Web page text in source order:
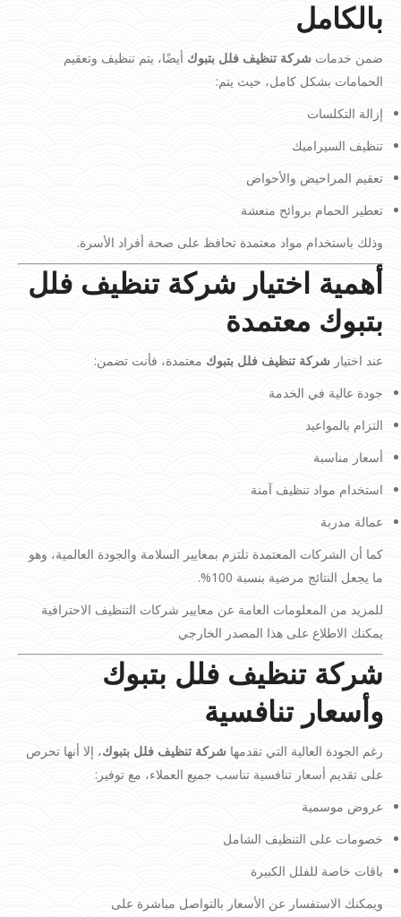
بالكامل
ضمن خدمات شركة تنظيف فلل بتبوك أيضًا، يتم تنظيف وتعقيم
الحمامات بشكل كامل، حيث يتم:
إزالة التكلسات
تنظيف السيراميك
تعقيم المراحيض والأحواض
تعطير الحمام بروائح منعشة
وذلك باستخدام مواد معتمدة تحافظ على صحة أفراد الأسرة.
أهمية اختيار شركة تنظيف فلل
بتبوك معتمدة
عند اختيار شركة تنظيف فلل بتبوك معتمدة، فأنت تضمن:
جودة عالية في الخدمة
التزام بالمواعيد
أسعار مناسبة
استخدام مواد تنظيف آمنة
عمالة مدربة
كما أن الشركات المعتمدة تلتزم بمعايير السلامة والجودة العالمية، وهو
ما يجعل النتائج مرضية بنسبة 100%.
للمزيد من المعلومات العامة عن معايير شركات التنظيف الاحترافية
يمكنك الاطلاع على هذا المصدر الخارجي
شركة تنظيف فلل بتبوك
وأسعار تنافسية
رغم الجودة العالية التي تقدمها شركة تنظيف فلل بتبوك، إلا أنها تحرص
على تقديم أسعار تنافسية تناسب جميع العملاء، مع توفير:
عروض موسمية
خصومات على التنظيف الشامل
باقات خاصة للفلل الكبيرة
ويمكنك الاستفسار عن الأسعار بالتواصل مباشرة على